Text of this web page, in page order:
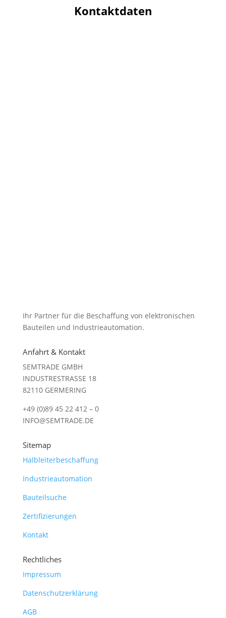
Kontaktdaten
Ihr Partner für die Beschaffung von elektronischen
Bauteilen und Industrieautomation.
Anfahrt & Kontakt
SEMTRADE GMBH
INDUSTRESTRASSE 18
82110 GERMERING
+49 (0)89 45 22 412 – 0
INFO@SEMTRADE.DE
Sitemap
Halbleiterbeschaffung
Industrieautomation
Bauteilsuche
Zertifizierungen
Kontakt
Rechtliches
Impressum
Datenschutzerklärung
AGB